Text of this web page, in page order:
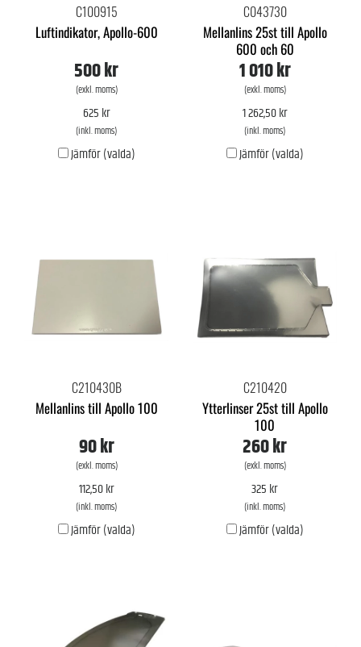
C100915
Luftindikator, Apollo-600
500 kr
(exkl. moms)
625 kr
(inkl. moms)
Jämför (valda)
C043730
Mellanlins 25st till Apollo
600 och 60
1 010 kr
(exkl. moms)
1 262,50 kr
(inkl. moms)
Jämför (valda)
C210430B
Mellanlins till Apollo 100
90 kr
(exkl. moms)
112,50 kr
(inkl. moms)
Jämför (valda)
C210420
Ytterlinser 25st till Apollo
100
260 kr
(exkl. moms)
325 kr
(inkl. moms)
Jämför (valda)